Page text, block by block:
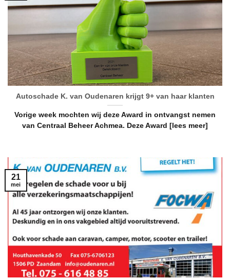
Autoschade K. van Oudenaren krijgt 9+ van haar klanten
Vorige week mochten wij deze Award in ontvangst nemen
van Centraal Beheer Achmea. Deze Award [lees meer]
21
mei